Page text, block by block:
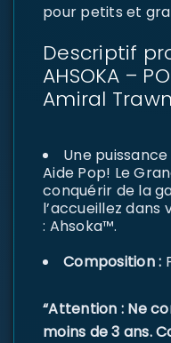
pour petits et
Descriptif
AHSOKA –
Amiral Trawn
Une
Aide Pop! Le
conquérir de la
l’accueillez
: Ahsoka™.
Composition :
“Attention : Ne
moins de 3 ans.